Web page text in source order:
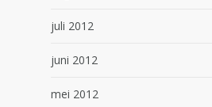
juli 2012
juni 2012
mei 2012